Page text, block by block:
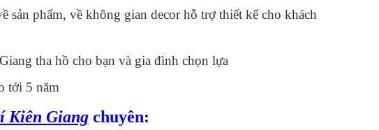
phẩm, về không gian decor hỗ trợ thiết kế cho khách
tha hồ cho bạn và gia đình chọn lựa
tới 5 năm
Kiên Giangchuyên: